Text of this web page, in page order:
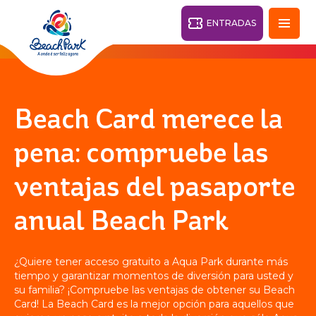
CENTROS TURÍSTICOS
VILA AZUL DO MAR
DESTINO
Fortaleza - CE 28°
ENTRADAS
Volver
PARK
RESORT
Beach Card merece la
pena: compruebe las
ventajas del pasaporte
anual Beach Park
¿Quiere tener acceso gratuito a Aqua Park durante más
tiempo y garantizar momentos de diversión para usted y
su familia? ¡Compruebe las ventajas de obtener su Beach
Card! La Beach Card es la mejor opción para aquellos que